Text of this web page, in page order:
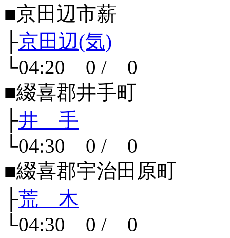
■京田辺市薪
├京田辺(気)
└04:20 0 / 0
■綴喜郡井手町
├井 手
└04:30 0 / 0
■綴喜郡宇治田原町
├荒 木
└04:30 0 / 0